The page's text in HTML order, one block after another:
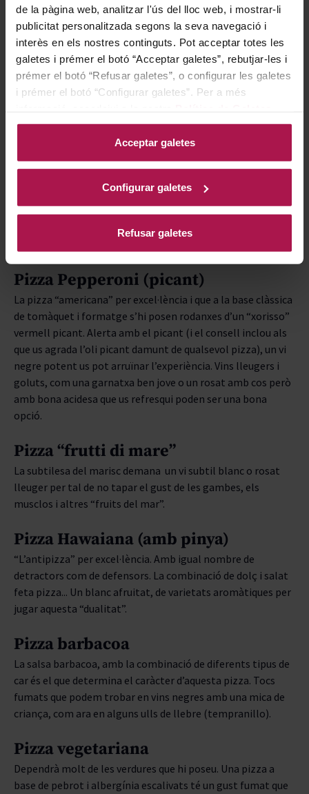
de la pàgina web, analitzar l'ús del lloc web, i mostrar-li
publicitat personalitzada segons la seva navegació i
interès en els nostres continguts. Pot acceptar totes les
galetes i prémer el botó “Acceptar galetes”, rebutjar-les i
prémer el botó “Refusar galetes”, o configurar les galetes
i prémer el botó “Configurar galetes”. Per a més
Acceptar galetes
Configurar galetes
Refusar galetes
AOC Beaujolais - Borgoña
Domaine Joubert
Beaujolais Nouveau
Domaine Joubert
Special Price
13,86 €
AFEGIR
Pizza Pepperoni (picant)
La pizza “americana” per excel·lència i que a la base clàssica
de tomàquet i formatge s’hi posen rodanxes d’un “xorisso”
vermell picant. Alerta amb el picant (i el consell inclou als
que us agrada l’oli picant damunt de qualsevol pizza), un vi
negre potent us pot arruïnar l’experiència. Vins lleugers i
goluts, com una garnatxa ben jove o un rosat amb cos però
amb bona acidesa que us refresqui poden ser una bona
opció.
Pizza “frutti di mare”
La subtilesa del marisc demana un vi subtil blanc o rosat
lleuger per tal de no tapar el gust de les gambes, els
musclos i altres “fruits del mar”.
Pizza Hawaiana (amb pinya)
“L’antipizza” per excel·lència. Amb igual nombre de
detractors com de defensors. La combinació de dolç i salat
feta pizza... Un blanc afruitat, de varietats aromàtiques per
jugar aquesta “dualitat”.
Pizza barbacoa
La salsa barbacoa, amb la combinació de diferents tipus de
car és el que determina el caràcter d’aquesta pizza. Tocs
fumats que podem trobar en vins negres amb una mica de
criança, com ara en alguns ulls de llebre (tempranillo).
Pizza vegetariana
Dependrà molt de les verdures que hi poseu. Una pizza a
base de pebrot i albergínia escalivats té un gust fumat que